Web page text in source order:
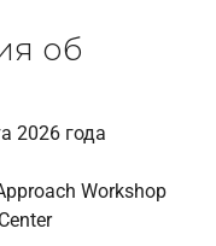
об
2026 года
Workshop